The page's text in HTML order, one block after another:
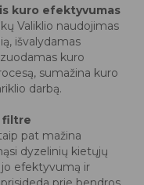
kuro efektyvumas
Valiklio naudojimas
išvalydamas
kuro
sumažina kuro
darbą.
filtre
pat mažina
dyzelinių kietųjų
efektyvumą ir